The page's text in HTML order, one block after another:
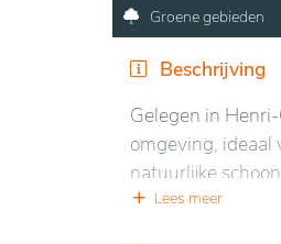
Groene gebieden
Beschrijving
Gelegen in
omgeving, ideaal
natuurlijke
comfortabel
Lees meer